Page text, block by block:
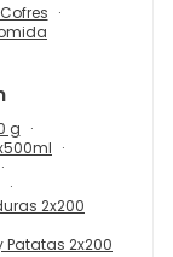
g
2x200
Patatas 2x200